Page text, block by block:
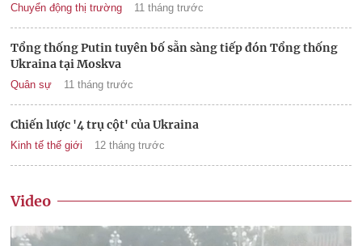
Chuyển động thị trường 11 tháng trước
Tổng thống Putin tuyên bố sẵn sàng tiếp đón Tổng thống
Ukraina tại Moskva
Quân sự 11 tháng trước
Chiến lược '4 trụ cột' của Ukraina
Kinh tế thế giới 12 tháng trước
Video